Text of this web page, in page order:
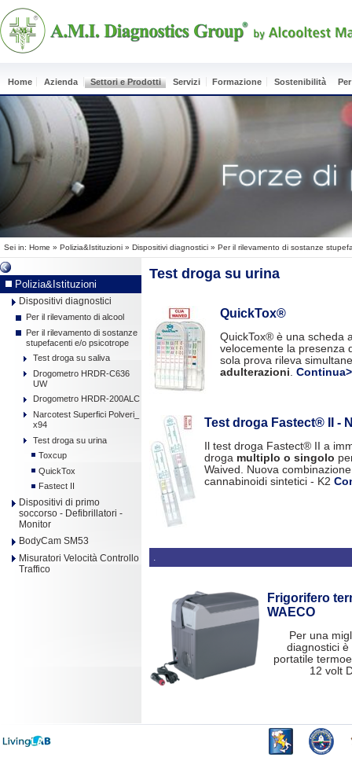
Home Azienda Settori e Prodotti Servizi Formazione Sostenibilità
Sei in: Home » Polizia&Istituzioni » Dispositivi diagnostici » Per il rilevamento di sostanze
Polizia&Istituzioni
Dispositivi diagnostici
Per il rilevamento di alcool
Per il rilevamento di sostanze
stupefacenti e/o psicotrope
Test droga su saliva
Drogometro HRDR-C636
UW
Drogometro HRDR-200ALC
Narcotest Superfici Polveri_
x94
Test droga su urina
Toxcup
QuickTox
Fastect II
Dispositivi di primo
soccorso - Defibrillatori -
Monitor
BodyCam SM53
Misuratori Velocità Controllo
Traffico
Test droga su urina
QuickTox®
QuickTox® è una scheda
velocemente la presenza
sola prova rileva
adulterazioni.
Test droga Fastect® II -
Il test droga Fastect® II a
droga multiplo o singolo
Waived. Nuova
cannabinoidi sintetici - K2
.
Frigorifero
WAECO
Per una
diagnostici
portatile
12 volt